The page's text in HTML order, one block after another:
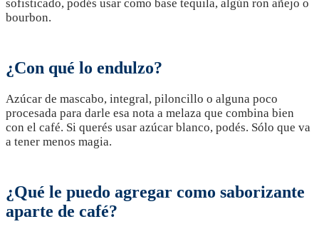
sofisticado, podés usar como base tequila, algún ron añejo o
bourbon.
¿Con qué lo endulzo?
Azúcar de mascabo, integral, piloncillo o alguna poco
procesada para darle esa nota a melaza que combina bien
con el café. Si querés usar azúcar blanco, podés. Sólo que va
a tener menos magia.
¿Qué le puedo agregar como saborizante
aparte de café?